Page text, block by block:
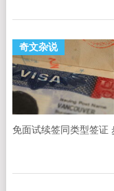
奇文杂说
免面试续签同类型签证